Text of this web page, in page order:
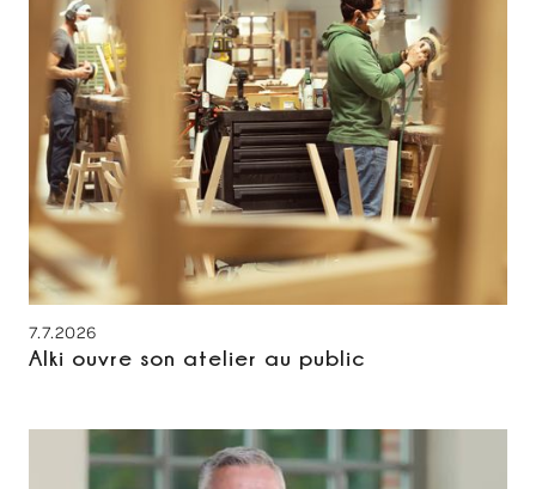
7.7.2026
Alki ouvre son atelier au public